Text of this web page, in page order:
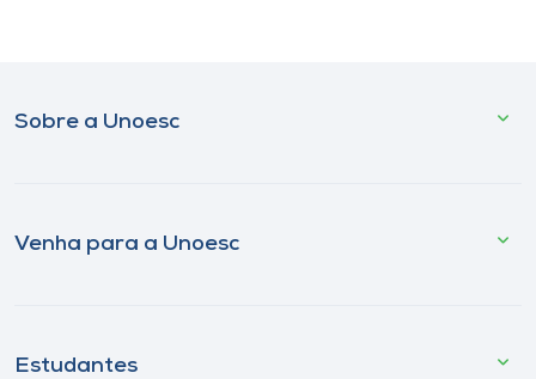
Sobre a Unoesc
Venha para a Unoesc
Estudantes